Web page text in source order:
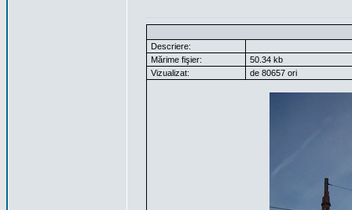
Descriere:
Mărime fişier:
50.34 kb
Vizualizat:
de 80657 ori